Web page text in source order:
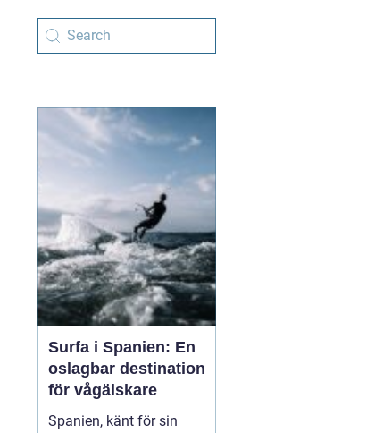
Surfa i Spanien: En
oslagbar destination
för vågälskare
Spanien, känt för sin